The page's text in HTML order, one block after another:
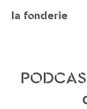
la fonderie